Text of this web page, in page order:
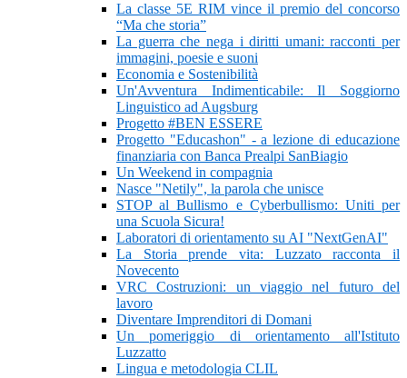
La classe 5E RIM vince il premio del concorso
“Ma che storia”
La guerra che nega i diritti umani: racconti per
immagini, poesie e suoni
Economia e Sostenibilità
Un'Avventura Indimenticabile: Il Soggiorno
Linguistico ad Augsburg
Progetto #BEN ESSERE
Progetto "Educashon" - a lezione di educazione
finanziaria con Banca Prealpi SanBiagio
Un Weekend in compagnia
Nasce "Netily", la parola che unisce
STOP al Bullismo e Cyberbullismo: Uniti per
una Scuola Sicura!
Laboratori di orientamento su AI "NextGenAI"
La Storia prende vita: Luzzato racconta il
Novecento
VRC Costruzioni: un viaggio nel futuro del
lavoro
Diventare Imprenditori di Domani
Un pomeriggio di orientamento all'Istituto
Luzzatto
Lingua e metodologia CLIL